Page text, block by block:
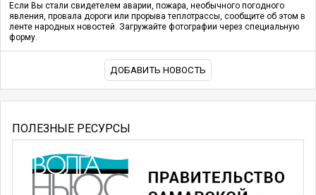
Если Вы стали свидетелем аварии, пожара, необычного погодного
явления, провала дороги или прорыва теплотрассы, сообщите об этом в
ленте народных новостей. Загружайте фотографии через специальную
форму.
ДОБАВИТЬ НОВОСТЬ
ПОЛЕЗНЫЕ РЕСУРСЫ